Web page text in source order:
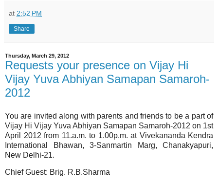
at 2:52 PM
Share
Thursday, March 29, 2012
Requests your presence on Vijay Hi
Vijay Yuva Abhiyan Samapan Samaroh-
2012
You are invited along with parents and friends to be a part of
Vijay Hi Vijay Yuva Abhiyan Samapan Samaroh-2012 on 1st
April 2012 from 11.a.m. to 1.00p.m. at Vivekananda Kendra
International Bhawan, 3-Sanmartin Marg, Chanakyapuri,
New Delhi-21.
Chief Guest: Brig. R.B.Sharma